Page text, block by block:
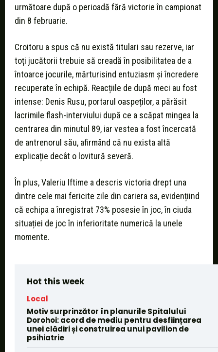
următoare după o perioadă fără victorie în campionat
din 8 februarie.
Croitoru a spus că nu există titulari sau rezerve, iar
toți jucătorii trebuie să creadă în posibilitatea de a
întoarce jocurile, mărturisind entuziasm și încredere
recuperate în echipă. Reacțiile de după meci au fost
intense: Denis Rusu, portarul oaspeților, a părăsit
lacrimile flash-interviului după ce a scăpat mingea la
centrarea din minutul 89, iar vestea a fost încercată
de antrenorul său, afirmând că nu exista altă
explicație decât o lovitură severă.
În plus, Valeriu Iftime a descris victoria drept una
dintre cele mai fericite zile din cariera sa, evidențiind
că echipa a înregistrat 73% posesie în joc, în ciuda
situației de joc în inferioritate numerică la unele
momente.
Hot this week
Local
Motiv surprinzător în planurile Spitalului
Dorohoi: acord de mediu pentru desființarea
unei clădiri și construirea unui pavilion de
psihiatrie